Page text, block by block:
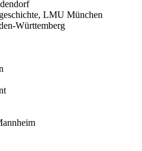
LMU München
Württemberg